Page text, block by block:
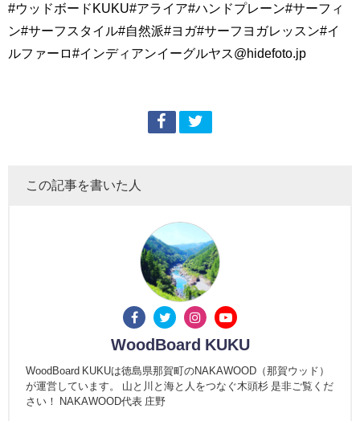
#ウッドボードKUKU#アライア#ハンドプレーン#サーフィ
ン#サーフスタイル#自然派#ヨガ#サーフヨガレッスン#イ
ルファーロ#インディアンイーグルヤス@hidefoto.jp
この記事を書いた人
WoodBoard KUKU
WoodBoard KUKUは徳島県那賀町のNAKAWOOD（那賀ウッド）
が運営しています。 山と川と海と人をつなぐ木頭杉 是非ご覧くだ
さい！ NAKAWOOD代表 庄野